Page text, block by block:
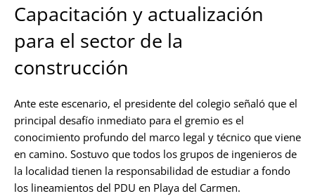
Capacitación y actualización
para el sector de la
construcción
Ante este escenario, el presidente del colegio señaló que el
principal desafío inmediato para el gremio es el
conocimiento profundo del marco legal y técnico que viene
en camino. Sostuvo que todos los grupos de ingenieros de
la localidad tienen la responsabilidad de estudiar a fondo
los lineamientos del PDU en Playa del Carmen.